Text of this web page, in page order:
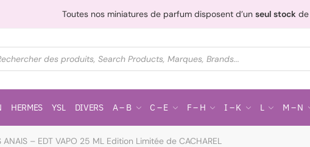
Toutes nos miniatures de parfum disposent d’un seul stock
HERMES YSL DIVERS A – B C – E F – H I – K L M – N
ANAIS – EDT VAPO 25 ML Edition Limitée de CACHAREL